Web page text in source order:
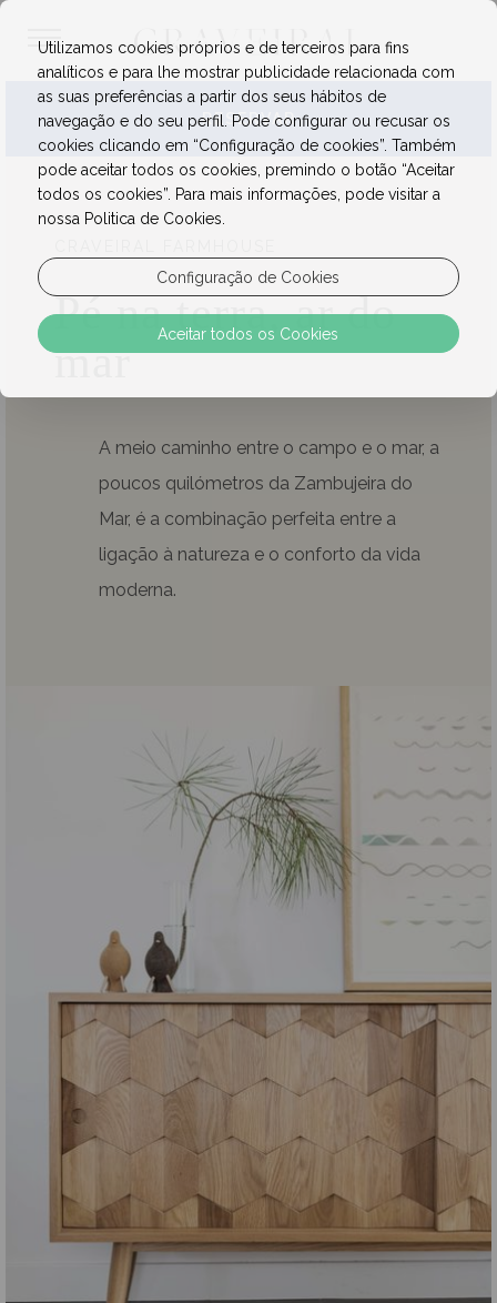
RESERVAR
Pé na terra, ar do
mar
A meio caminho entre o campo e o mar, a
poucos quilómetros da Zambujeira do
Mar, é a combinação perfeita entre a
ligação à natureza e o conforto da vida
moderna.
Utilizamos cookies próprios e de terceiros para fins
analíticos e para lhe mostrar publicidade relacionada com
as suas preferências a partir dos seus hábitos de
navegação e do seu perfil. Pode configurar ou recusar os
cookies clicando em “Configuração de cookies”. Também
pode aceitar todos os cookies, premindo o botão “Aceitar
todos os cookies”. Para mais informações, pode visitar a
nossa Politica de Cookies.
Configuração de Cookies
Aceitar todos os Cookies